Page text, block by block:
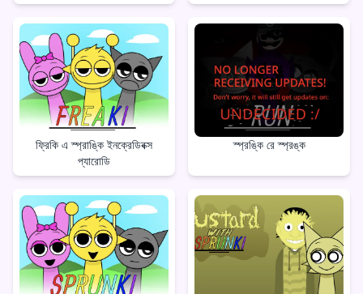
ফ্রিকি এ স্প্রাঙ্কি ইনক্রেডিবক্স
প্যারোডি
স্প্রঙ্কি রে স্প্রঙ্ক